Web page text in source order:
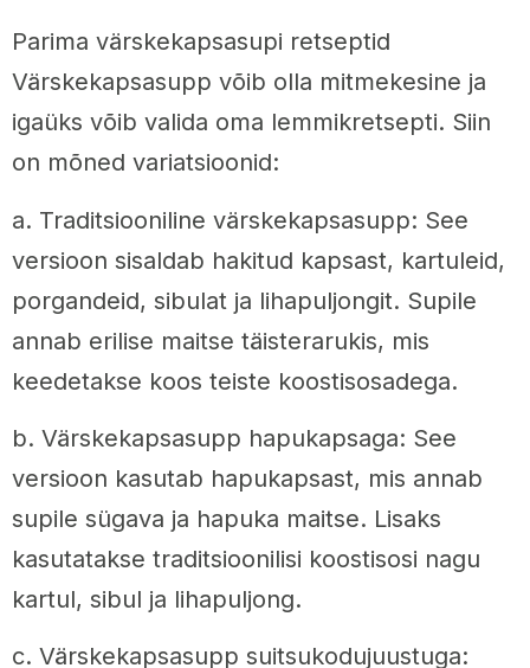
Parima värskekapsasupi retseptid
Värskekapsasupp võib olla mitmekesine ja
igaüks võib valida oma lemmikretsepti. Siin
on mõned variatsioonid:
a. Traditsiooniline värskekapsasupp: See
versioon sisaldab hakitud kapsast, kartuleid,
porgandeid, sibulat ja lihapuljongit. Supile
annab erilise maitse täisterarukis, mis
keedetakse koos teiste koostisosadega.
b. Värskekapsasupp hapukapsaga: See
versioon kasutab hapukapsast, mis annab
supile sügava ja hapuka maitse. Lisaks
kasutatakse traditsioonilisi koostisosi nagu
kartul, sibul ja lihapuljong.
c. Värskekapsasupp suitsukodujuustuga: